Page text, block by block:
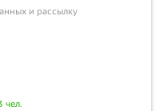
и рассылку
чел.